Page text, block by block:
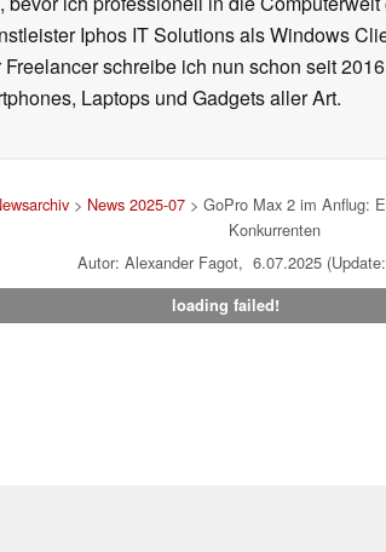
Iphos IT Solutions als Windows
schreibe ich nun schon seit
Laptops und Gadgets aller Art.
> News 2025-07 > GoPro Max 2 im Anflug:
Konkurrenten
Autor: Alexander Fagot, 6.07.2025
loading failed!